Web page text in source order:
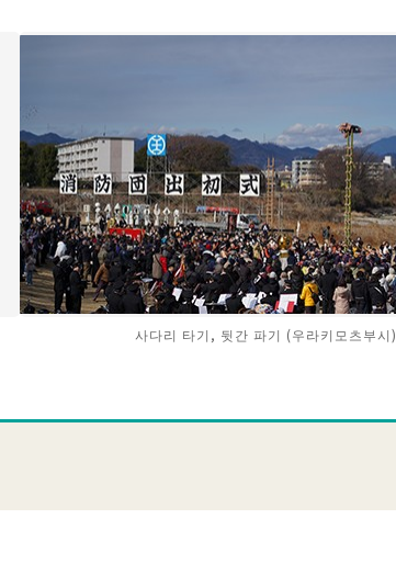
사다리 타기, 뒷간 파기 (우라키모츠부시)